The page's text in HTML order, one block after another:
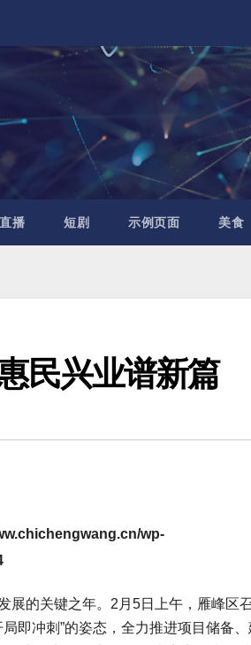
直播 短剧 示例页面 美食
民兴业谱新篇
wp-
展的关键之年。2月5日上午，雁峰区
即冲刺”的姿态，全力推进项目储备、